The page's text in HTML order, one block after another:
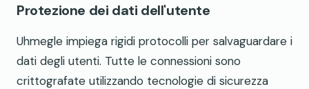
Protezione dei dati dell'utente
Uhmegle impiega rigidi protocolli per salvaguardare i
dati degli utenti. Tutte le connessioni sono
crittografate utilizzando tecnologie di sicurezza